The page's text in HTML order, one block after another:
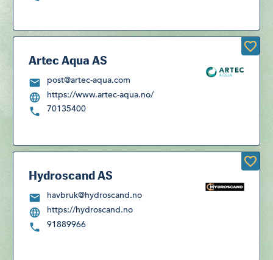
Artec Aqua AS
post@artec-aqua.com
https://www.artec-aqua.no/
70135400
Hydroscand AS
havbruk@hydroscand.no
https://hydroscand.no
91889966